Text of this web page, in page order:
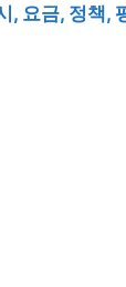
요금, 정책,